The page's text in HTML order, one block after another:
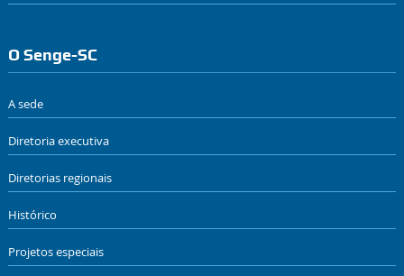
O Senge-SC
A sede
Diretoria executiva
Diretorias regionais
Histórico
Projetos especiais